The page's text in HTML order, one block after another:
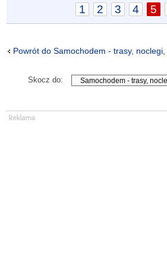
1 2 3 4 5
Powrót do Samochodem - trasy,
Skocz do: